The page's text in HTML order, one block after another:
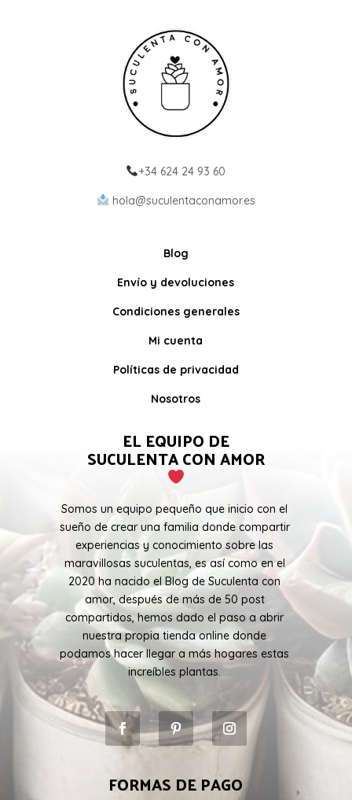
+34 624 24 93 60
hola@suculentaconamor.es
Blog
Envío y devoluciones
Condiciones generales
Mi cuenta
Políticas de privacidad
Nosotros
EL EQUIPO DE
SUCULENTA CON AMOR
Somos un equipo pequeño que inicio con el
sueño de crear una familia donde compartir
experiencias y conocimiento sobre las
maravillosas suculentas, es así como en el
2020 ha nacido el Blog de Suculenta con
amor, después de más de 50 post
compartidos, hemos dado el paso a abrir
nuestra propia tienda online donde
podamos hacer llegar a más hogares estas
increíbles plantas.
FORMAS DE PAGO